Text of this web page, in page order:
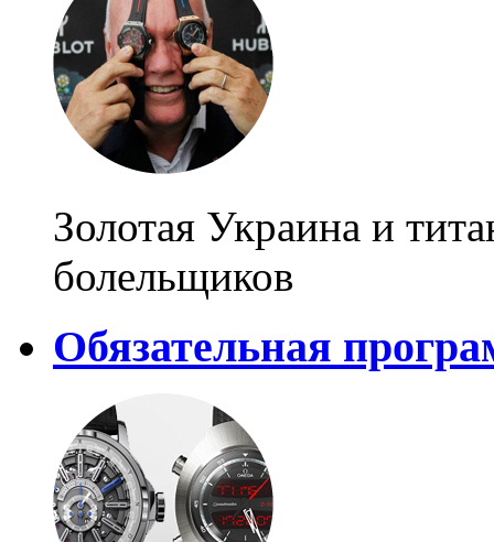
Золотая Украина и
болельщиков
Обязательная